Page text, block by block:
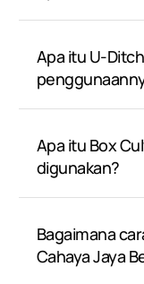
Apa itu U-
Apa itu Box
digunakan?
Bagaimana
Cahaya Jaya